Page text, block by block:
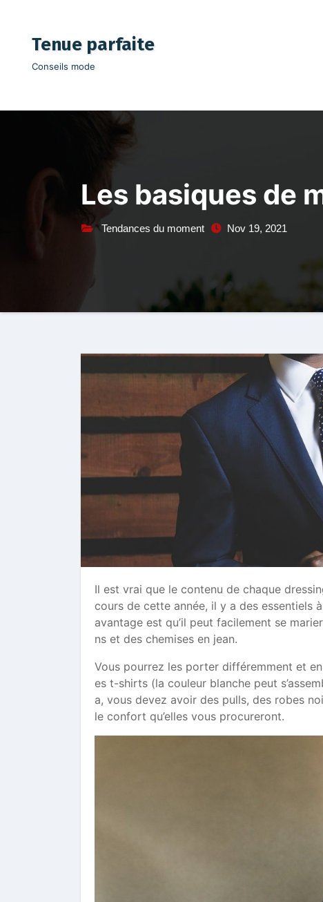
contenuTenue parfaite
Conseils mode
Les basiques de
Tendances du moment Nov 19, 2021
Il est vrai que le contenu de chaque
cours de cette année, il y a des essentiels
avantage est qu’il peut facilement se
ns et des chemises en jean.
Vous pourrez les porter différemment et
es t-shirts (la couleur blanche peut
a, vous devez avoir des pulls, des robes
le confort qu’elles vous procureront.